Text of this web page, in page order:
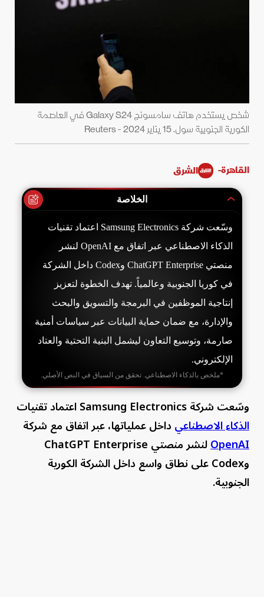
شخص يستخدم هاتف سامسونج Galaxy S24 في العاصمة
الكورية الجنوبية سول. 15 يناير 2024 - Reuters
القاهرة- الشرق
الخلاصة
وسّعت شركة Samsung Electronics اعتماد تقنيات
الذكاء الاصطناعي عبر اتفاق مع OpenAI لنشر
منصتي ChatGPT Enterprise وCodex داخل الشركة
في كوريا الجنوبية وعالمياً. تهدف الخطوة لتعزيز
إنتاجية الموظفين في البرمجة والتسويق والبحث
والإدارة، مع ضمان حماية البيانات عبر سياسات أمنية
صارمة، وتوسيع التعاون ليشمل البنية التحتية والعتاد
الإلكتروني.
*ملخص بالذكاء الاصطناعي. تحقق من السياق في النص الأصلي.
وسّعت شركة Samsung Electronics اعتماد تقنيات
الذكاء الاصطناعيداخل عملياتها، عبر اتفاق مع شركة
OpenAI
لنشر منصتي ChatGPT Enterprise
وCodex على نطاق واسع داخل الشركة الكورية
الجنوبية.